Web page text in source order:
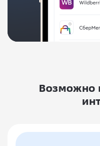
Возможно